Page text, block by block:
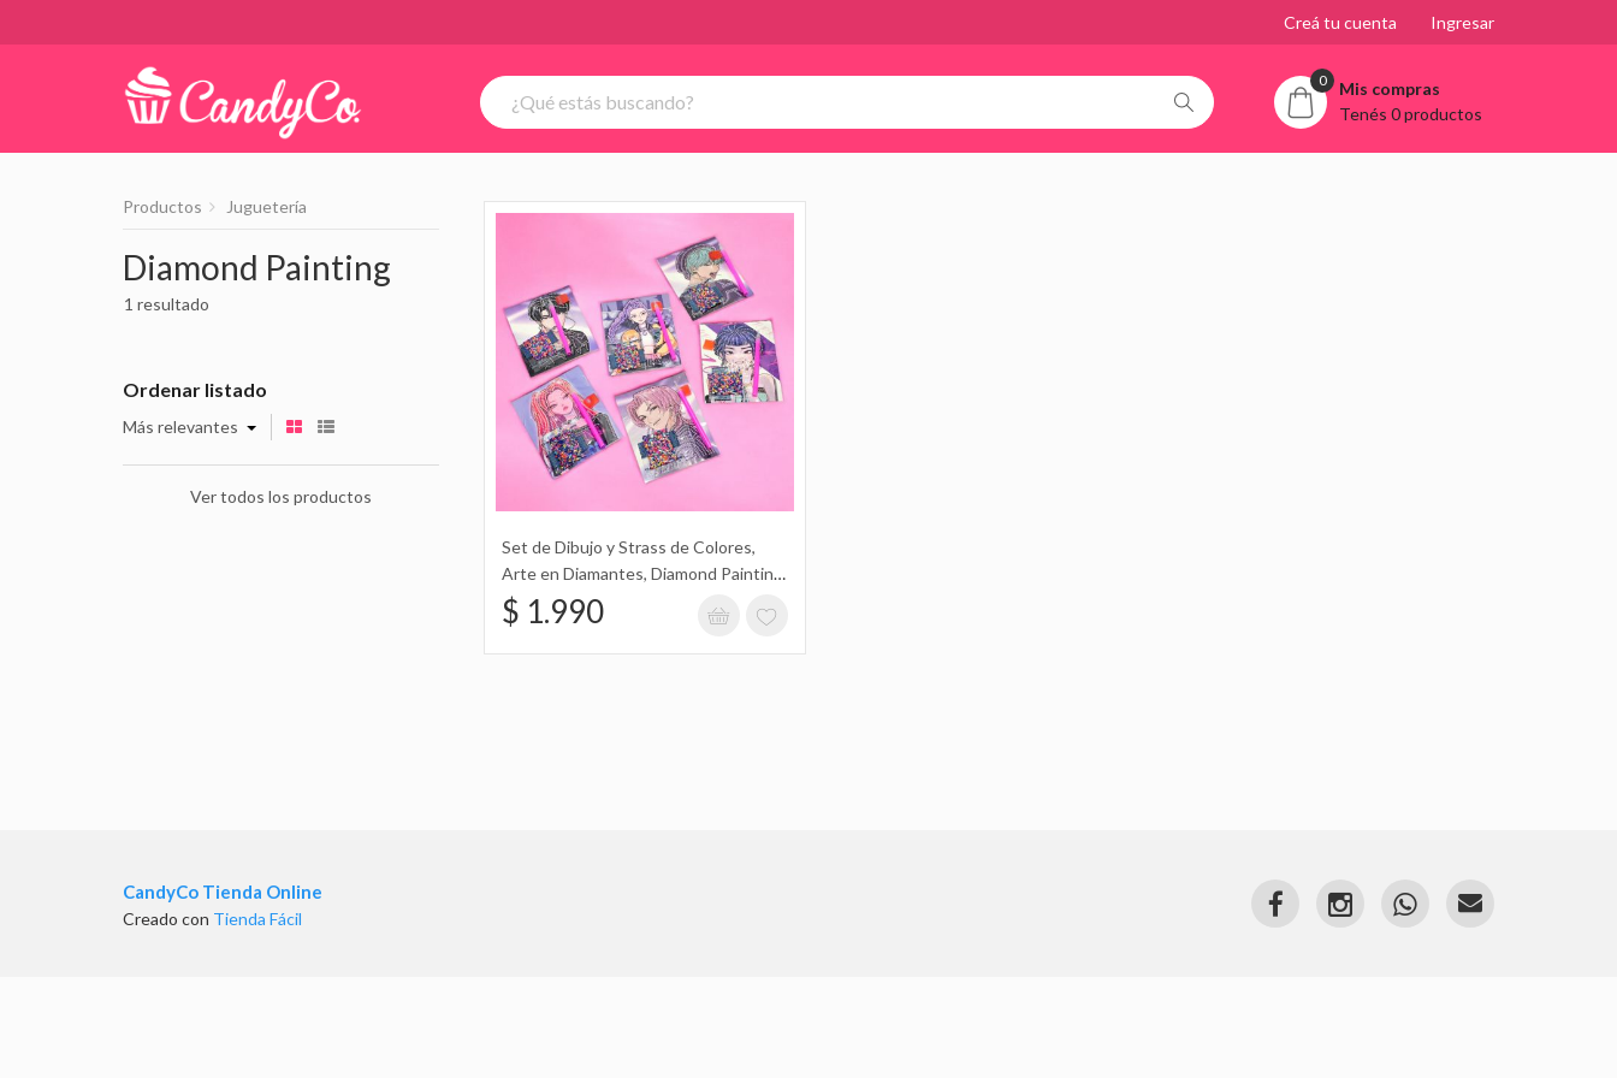
Creá tu cuenta Ingresar
0
Mis compras
Tenés 0 productos
$ 1.990
Set de Dibujo y Strass de Colores,
Arte en Diamantes, Diamond Painting
10X13Cm
$ 1.990
Productos Juguetería
Diamond Painting
1 resultado
Ordenar listado
Más relevantes
Ver todos los productos
CandyCo Tienda Online
Creado con Tienda Fácil